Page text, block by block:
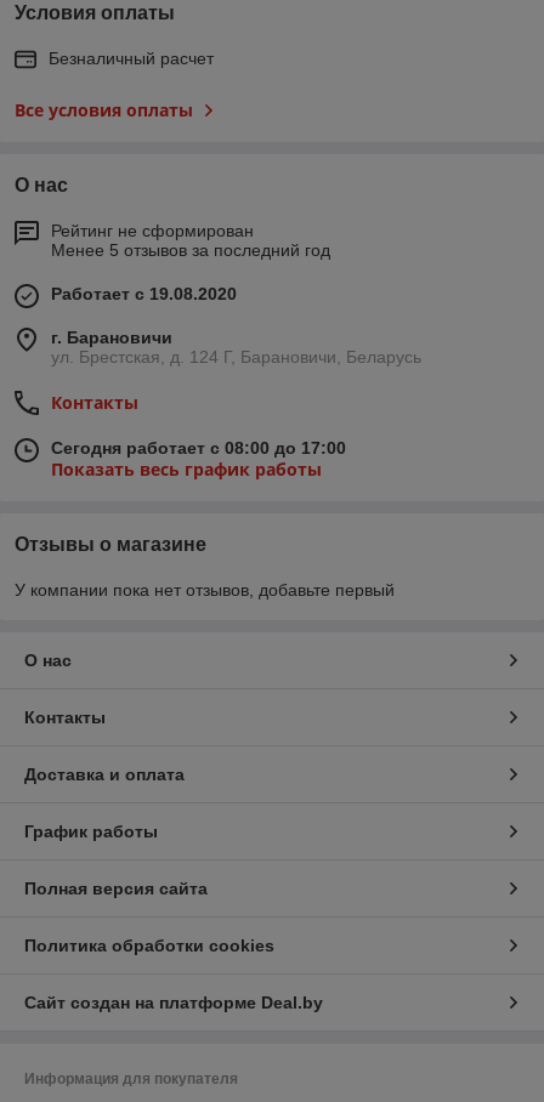
Условия оплаты
Безналичный расчет
Все условия оплаты
О нас
Рейтинг не сформирован
Менее 5 отзывов за последний год
Работает с 19.08.2020
г. Барановичи
ул. Брестская, д. 124 Г, Барановичи, Беларусь
Контакты
Сегодня работает с 08:00 до 17:00
Показать весь график работы
Отзывы о магазине
У компании пока нет отзывов, добавьте первый
О нас
Контакты
Доставка и оплата
График работы
Полная версия сайта
Политика обработки cookies
Сайт создан на платформе Deal.by
Информация для покупателя